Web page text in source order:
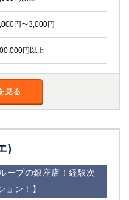
円〜3,000円
円以上
見る
)
ープの銀座店！経験次
ン！】